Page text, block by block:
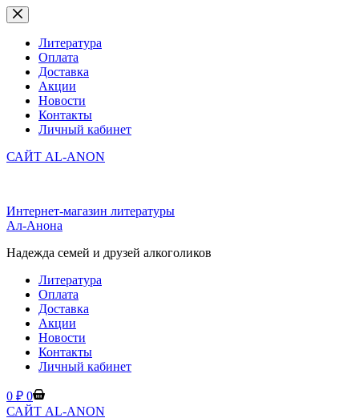
Перейти
к
сути
Литература
Оплата
Доставка
Акции
Новости
Контакты
Личный кабинет
САЙТ AL-ANON
Интернет-магазин литературы
Ал-Анона
Надежда семей и друзей алкоголиков
Литература
Оплата
Доставка
Акции
Новости
Контакты
Личный кабинет
Корзина
0 ₽ 0
САЙТ AL-ANON